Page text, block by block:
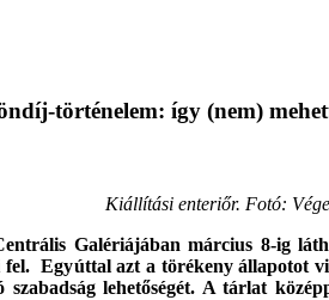
történelem: így (nem)
Kiállítási enteriőr. Fotó:
Galériájában március 8-ig
Egyúttal azt a törékeny állapotot
szabadság lehetőségét. A tárlat